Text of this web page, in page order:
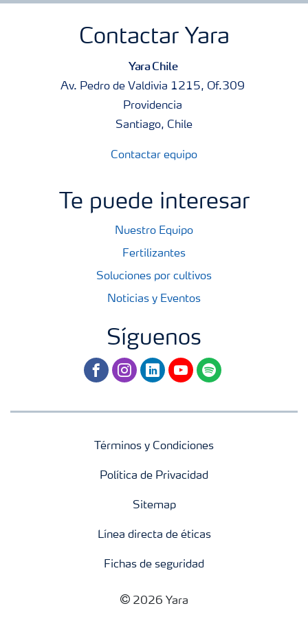
Contactar Yara
Yara Chile
Av. Pedro de Valdivia 1215, Of.309
Providencia
Santiago, Chile
Contactar equipo
Te puede interesar
Nuestro Equipo
Fertilizantes
Soluciones por cultivos
Noticias y Eventos
Síguenos
facebookinstagram
linkedinyoutubespotify
Términos y Condiciones
Política de Privacidad
Sitemap
Línea directa de éticas
Fichas de seguridad
2026 Yara